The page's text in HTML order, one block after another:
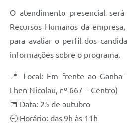
SIC
O atendimento presencial
Recursos Humanos da
para avaliar o perfil dos
informações sobre o programa.
📍 Local: Em frente ao Ganha
Lhen Nicolau, nº 667 – Centro)
📅 Data: 25 de outubro
🕘 Horário: das 9h às 11h